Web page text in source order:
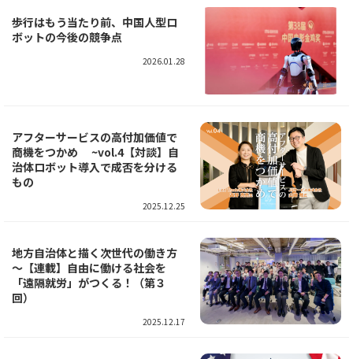
歩行はもう当たり前、中国人型ロ
ボットの今後の競争点
2026.01.28
アフターサービスの高付加価値で
商機をつかめ ~vol.4【対談】自
治体ロボット導入で成否を分ける
もの
2025.12.25
地方自治体と描く次世代の働き方
～【連載】自由に働ける社会を
「遠隔就労」がつくる！（第３
回）
2025.12.17